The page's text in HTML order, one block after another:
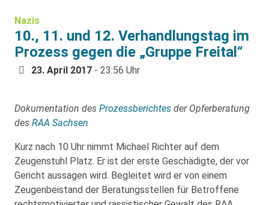
Nazis
10., 11. und 12. Verhandlungstag im
Prozess gegen die „Gruppe Freital“
23. April 2017 - 23:56 Uhr
Dokumentation des Prozessberichtes der Opferberatung
des RAA Sachsen
Kurz nach 10 Uhr nimmt Michael Richter auf dem
Zeugenstuhl Platz. Er ist der erste Geschädigte, der vor
Gericht aussagen wird. Begleitet wird er von einem
Zeugenbeistand der Beratungsstellen für Betroffene